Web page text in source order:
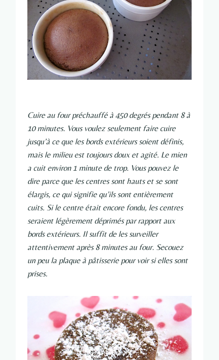
Cuire au four préchauffé à 450 degrés pendant 8 à
10 minutes. Vous voulez seulement faire cuire
jusqu’à ce que les bords extérieurs soient définis,
mais le milieu est toujours doux et agité. Le mien
a cuit environ 1 minute de trop. Vous pouvez le
dire parce que les centres sont hauts et se sont
élargis, ce qui signifie qu’ils sont entièrement
cuits. Si le centre était encore fondu, les centres
seraient légèrement déprimés par rapport aux
bords extérieurs. Il suffit de les surveiller
attentivement après 8 minutes au four. Secouez
un peu la plaque à pâtisserie pour voir si elles sont
prises.